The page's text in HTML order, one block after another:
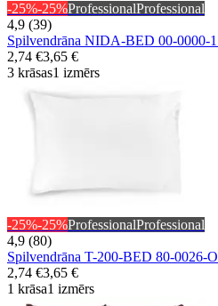
-25%-25%ProfessionalProfessional
4,9 (39)
Spilvendrāna NIDA-BED 00-
2,74 €3,65 €
3 krāsas1 izmērs
-25%-25%ProfessionalProfessional
4,9 (80)
Spilvendrāna T-200-BED 80-0026-
2,74 €3,65 €
1 krāsa1 izmērs